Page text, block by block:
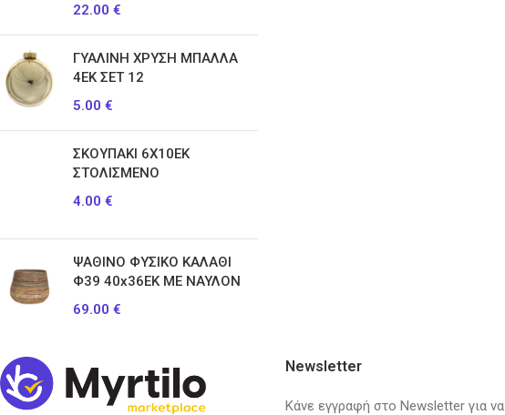
22.00 €
ΓΥΑΛΙΝΗ ΧΡΥΣΗ ΜΠΑΛΛΑ
4ΕΚ ΣΕΤ 12
5.00 €
ΣΚΟΥΠΑΚΙ 6Χ10ΕΚ
ΣΤΟΛΙΣΜΕΝΟ
4.00 €
ΨΑΘΙΝΟ ΦΥΣΙΚΟ ΚΑΛΑΘΙ
Φ39 40x36EK ΜΕ ΝΑΥΛΟΝ
69.00 €
Newsletter
Κάνε εγγραφή στο Newsletter για να